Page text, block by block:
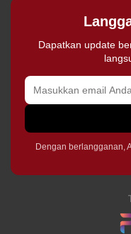
Dapatkan update
Dengan berlangganan,